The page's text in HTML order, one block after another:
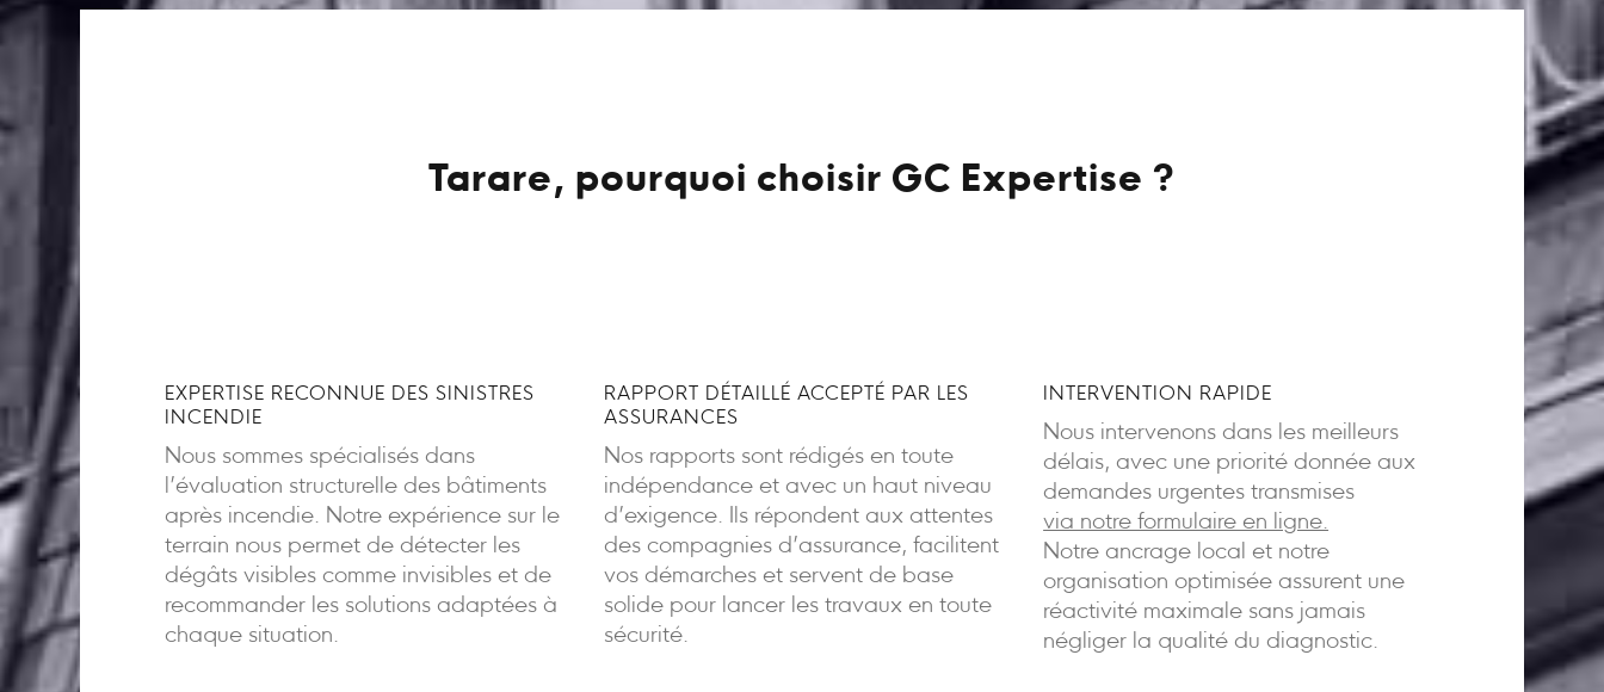
Tarare, pourquoi choisir GC Expertise ?
EXPERTISE RECONNUE DES SINISTRES
INCENDIE
Nous sommes spécialisés dans
l’évaluation structurelle des bâtiments
après incendie. Notre expérience sur le
terrain nous permet de détecter les
dégâts visibles comme invisibles et de
recommander les solutions adaptées à
chaque situation.
RAPPORT DÉTAILLÉ ACCEPTÉ PAR LES
ASSURANCES
Nos rapports sont rédigés en toute
indépendance et avec un haut niveau
d’exigence. Ils répondent aux attentes
des compagnies d’assurance, facilitent
vos démarches et servent de base
solide pour lancer les travaux en toute
sécurité.
INTERVENTION RAPIDE
Nous intervenons dans les meilleurs
délais, avec une priorité donnée aux
demandes urgentes transmises
via notre formulaire en ligne.
Notre ancrage local et notre
organisation optimisée assurent une
réactivité maximale sans jamais
négliger la qualité du diagnostic.